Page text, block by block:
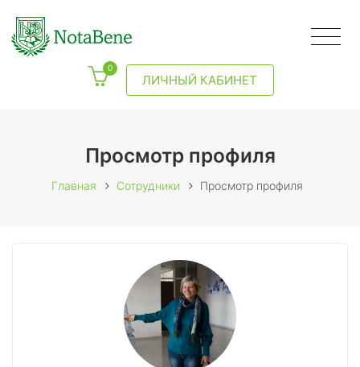
0
ЛИЧНЫЙ КАБИНЕТ
Просмотр профиля
Главная Сотрудники Просмотр профиля